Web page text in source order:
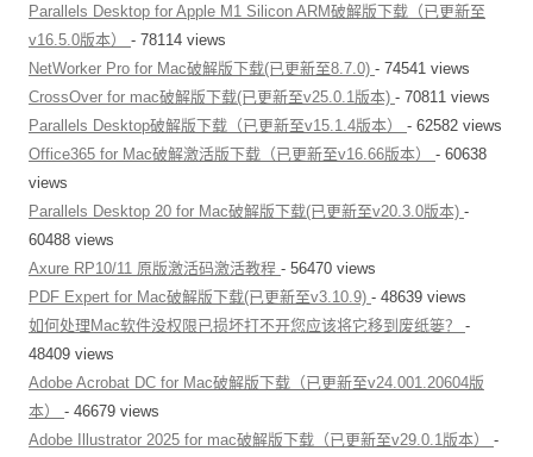
Parallels Desktop for Apple M1 Silicon ARM破解版下载（已更新至
v16.5.0版本） - 78114 views
NetWorker Pro for Mac破解版下载(已更新至8.7.0) - 74541 views
CrossOver for mac破解版下载(已更新至v25.0.1版本) - 70811 views
Parallels Desktop破解版下载（已更新至v15.1.4版本） - 62582 views
Office365 for Mac破解激活版下载（已更新至v16.66版本） - 60638
views
Parallels Desktop 20 for Mac破解版下载(已更新至v20.3.0版本) -
60488 views
Axure RP10/11 原版激活码激活教程 - 56470 views
PDF Expert for Mac破解版下载(已更新至v3.10.9) - 48639 views
如何处理Mac软件没权限已损坏打不开您应该将它移到废纸篓？ -
48409 views
Adobe Acrobat DC for Mac破解版下载（已更新至v24.001.20604版
本） - 46679 views
Adobe Illustrator 2025 for mac破解版下载（已更新至v29.0.1版本） -